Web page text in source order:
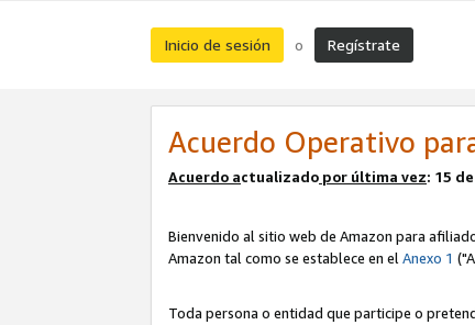
Inicio de sesión o Regístrate
Acuerdo Operativo
Acuerdo actualizado por última vez: 15
Bienvenido al sitio web de Amazon para
Amazon tal como se establece en elAnexo 1
Toda persona o entidad que participe o